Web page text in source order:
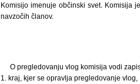
Komisijo imenuje občinski svet. Komisija
navzočih članov.
O pregledovanju vlog komisija vodi
1. kraj, kjer se opravlja pregledovanje vlog,